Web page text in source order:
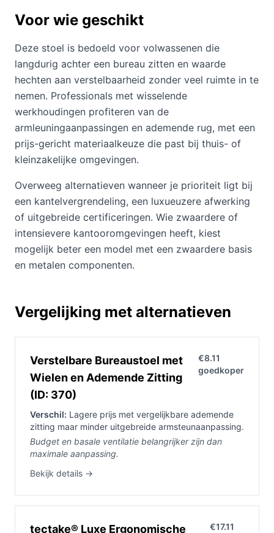
Voor wie geschikt
Deze stoel is bedoeld voor volwassenen die
langdurig achter een bureau zitten en waarde
hechten aan verstelbaarheid zonder veel ruimte in te
nemen. Professionals met wisselende
werkhoudingen profiteren van de
armleuningaanpassingen en ademende rug, met een
prijs-gericht materiaalkeuze die past bij thuis- of
kleinzakelijke omgevingen.
Overweeg alternatieven wanneer je prioriteit ligt bij
een kantelvergrendeling, een luxueuzere afwerking
of uitgebreide certificeringen. Wie zwaardere of
intensievere kantooromgevingen heeft, kiest
mogelijk beter een model met een zwaardere basis
en metalen componenten.
Vergelijking met alternatieven
Verstelbare Bureaustoel met
Wielen en Ademende Zitting
(ID: 370)
€8.11
goedkoper
Verschil: Lagere prijs met vergelijkbare ademende
zitting maar minder uitgebreide armsteunaanpassing.
Budget en basale ventilatie belangrijker zijn dan
maximale aanpassing.
Bekijk details →
tectake® Luxe Ergonomische
€17.11